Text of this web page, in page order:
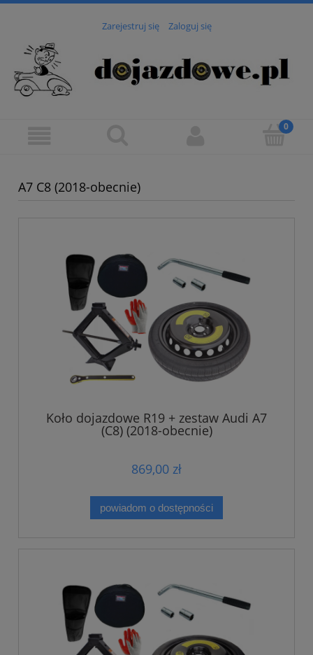
Zarejestruj się Zaloguj się
A7 C8 (2018-obecnie)
Koło dojazdowe R19 + zestaw Audi A7
(C8) (2018-obecnie)
869,00 zł
powiadom o dostępności